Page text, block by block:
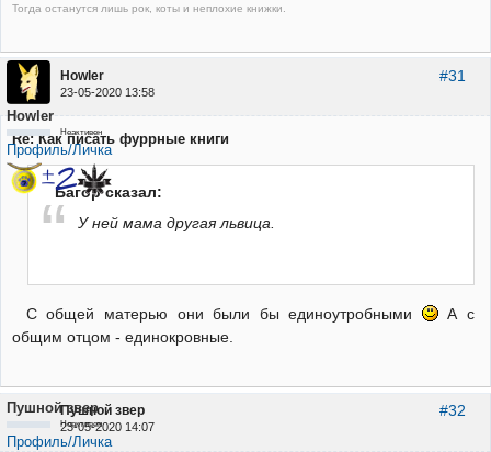
Тогда останутся лишь рок, коты и неплохие книжки.
#31
Howler
23-05-2020 13:58
Howler
Неактивен
Профиль/Личка
Re: Как писать фуррные книги
Багор сказал:
У ней мама другая львица.
С общей матерью они были бы единоутробными
А с
общим отцом - единокровные.
#32
Пушной звер
23-05-2020 14:07
Пушной звер
Неактивен
Профиль/Личка